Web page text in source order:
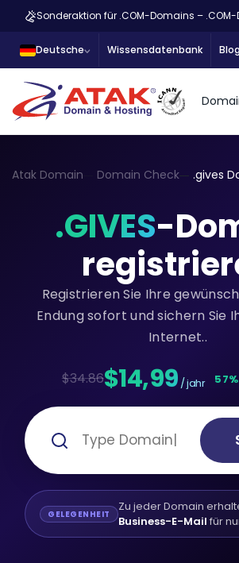
Sonderaktion für .COM-Domains –
Deutsche Wissensdatenbank Blog
Atak Domain Domain Check .gives
.GIVES-
Registrieren Sie Ihre
Endung sofort und sichern Sie
Internet..
$34.86$14,99 / jahr
GELEGENHEIT Zu jeder Domain
Business-E-Mail für